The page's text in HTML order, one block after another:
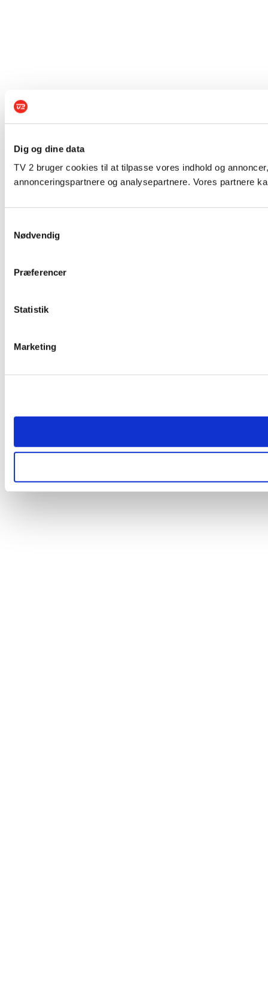
Dig og dine data
TV 2 bruger cookies til at tilpasse vores indhold og
annonceringspartnere og analysepartnere. Vores partnere
Nødvendig
Præferencer
Statistik
Marketing